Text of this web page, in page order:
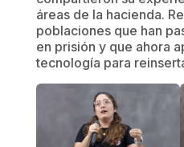
áreas de la hacienda.
poblaciones que han
en prisión y que ahora
tecnología para